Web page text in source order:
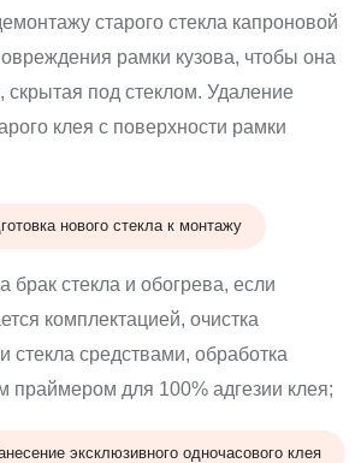
старого стекла капроновой
рамки кузова, чтобы она
скрытая под стеклом. Удаление
клея с поверхности рамки
нового стекла к монтажу
брак стекла и обогрева, если
комплектацией, очистка
стекла средствами, обработка
праймером для 100% адгезии клея;
эксклюзивного одночасового клея